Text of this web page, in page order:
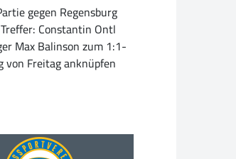
gegen Regensburg
Constantin Ontl
Max Balinson zum 1:1-
von Freitag anknüpfen